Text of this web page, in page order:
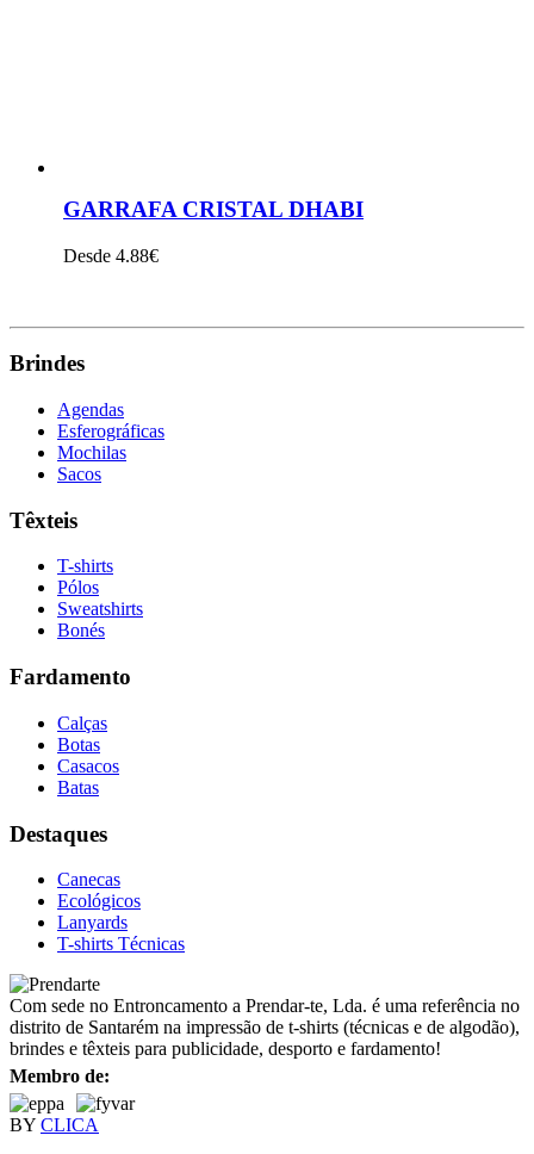
GARRAFA CRISTAL DHABI
Desde 4.88€
Brindes
Agendas
Esferográficas
Mochilas
Sacos
Têxteis
T-shirts
Pólos
Sweatshirts
Bonés
Fardamento
Calças
Botas
Casacos
Batas
Destaques
Canecas
Ecológicos
Lanyards
T-shirts Técnicas
Com sede no Entroncamento a Prendar-te, Lda. é uma referência no
distrito de Santarém na impressão de t-shirts (técnicas e de algodão),
brindes e têxteis para publicidade, desporto e fardamento!
Membro de:
BY CLICA